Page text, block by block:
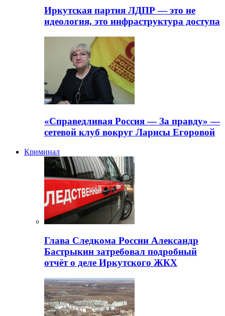
Иркутская партия ЛДПР — это не
идеология, это инфраструктура доступа
«Справедливая Россия — За правду» —
сетевой клуб вокруг Ларисы Егоровой
Криминал
Глава Следкома России Александр
Бастрыкин затребовал подробный
отчёт о деле Иркутского ЖКХ